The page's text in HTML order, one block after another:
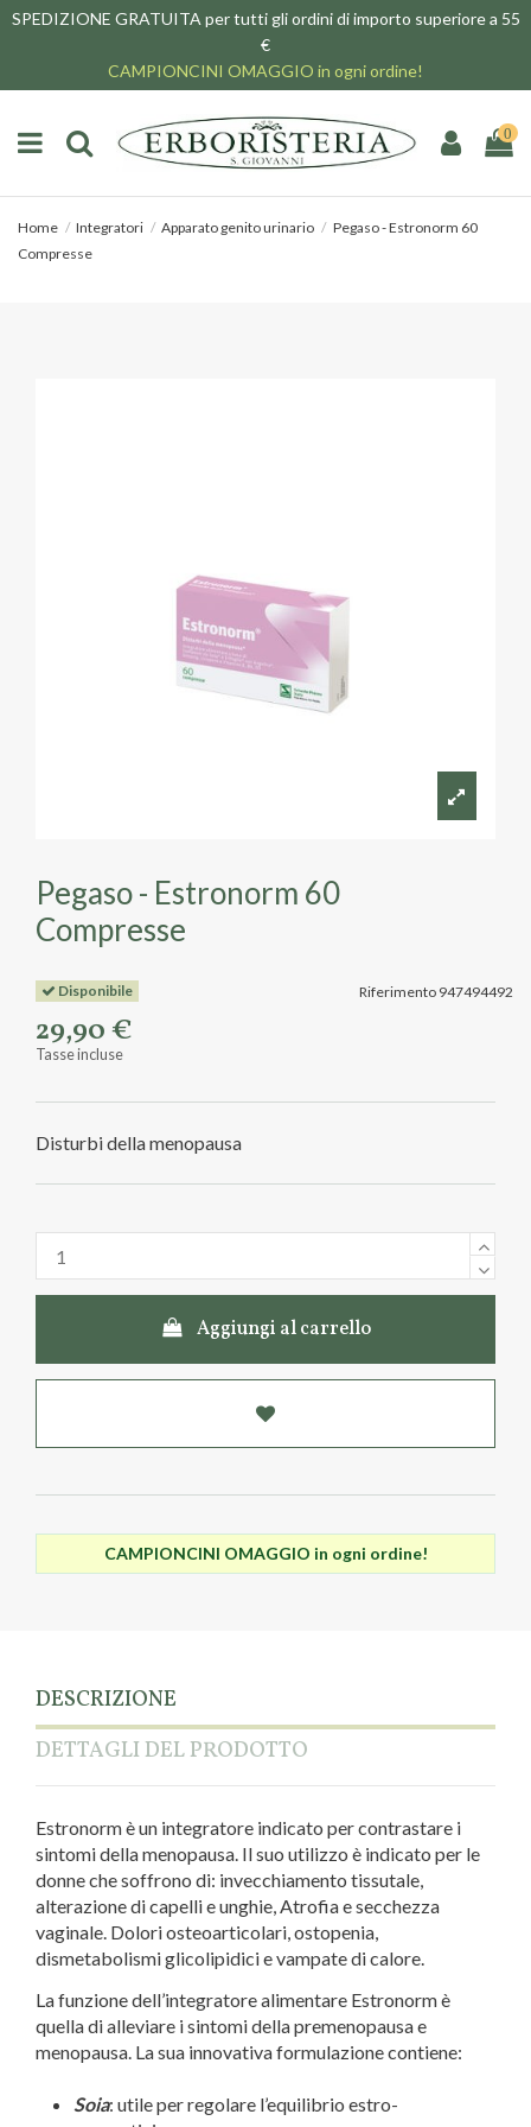
SPEDIZIONE GRATUITA per tutti gli ordini di importo superiore a 55
€
CAMPIONCINI OMAGGIO in ogni ordine!
0
Home Integratori Apparato genito urinario
Pegaso - Estronorm 60
Compresse
Pegaso - Estronorm 60
Compresse
Riferimento 947494492
Disponibile
29,90 €
Tasse incluse
Disturbi della menopausa
Aggiungi al carrello
CAMPIONCINI OMAGGIO in ogni ordine!
DESCRIZIONE
DETTAGLI DEL PRODOTTO
Estronorm è un integratore indicato per contrastare i
sintomi della menopausa. Il suo utilizzo è indicato per le
donne che soffrono di: invecchiamento tissutale,
alterazione di capelli e unghie, Atrofia e secchezza
vaginale. Dolori osteoarticolari, ostopenia,
dismetabolismi glicolipidici e vampate di calore.
La funzione dell’integratore alimentare Estronorm è
quella di alleviare i sintomi della premenopausa e
menopausa. La sua innovativa formulazione contiene:
Soia: utile per regolare l’equilibrio estro-